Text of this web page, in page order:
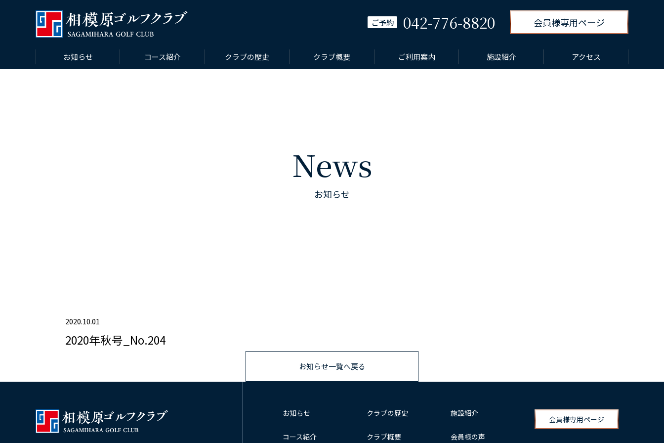
ご予約 042-776-8820 会員様専用ページ
お知らせ コース紹介 クラブの歴史 クラブ概要 ご利用案内 施設紹介 アクセス
News
お知らせ
2020.10.01
2020年秋号_No.204
お知らせ一覧へ戻る
お知らせ
コース紹介
クラブの歴史
クラブ概要
施設紹介
会員様の声
会員様専用ページ